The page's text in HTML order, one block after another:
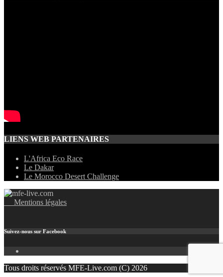
LIENS WEB PARTENAIRES
L'Africa Eco Race
Le Dakar
Le Morocco Desert Challenge
Mentions légales
Suivez-nous sur Facebook
Tous droits réservés MFE-Live.com (C) 2026